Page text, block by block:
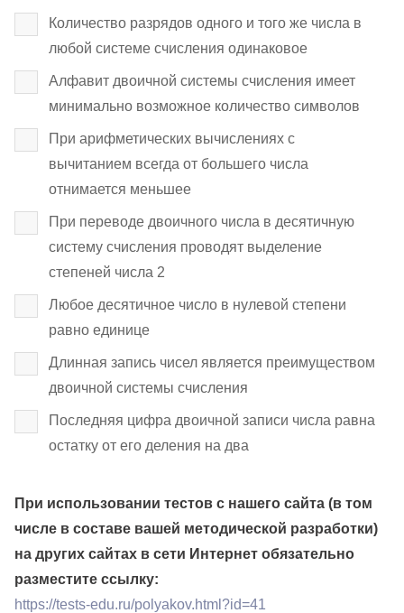
Количество разрядов одного и того же числа в
любой системе счисления одинаковое
Алфавит двоичной системы счисления имеет
минимально возможное количество символов
При арифметических вычислениях с
вычитанием всегда от большего числа
отнимается меньшее
При переводе двоичного числа в десятичную
систему счисления проводят выделение
степеней числа 2
Любое десятичное число в нулевой степени
равно единице
Длинная запись чисел является преимуществом
двоичной системы счисления
Последняя цифра двоичной записи числа равна
остатку от его деления на два
При использовании тестов с нашего сайта (в том
числе в составе вашей методической разработки)
на других сайтах в сети Интернет обязательно
разместите ссылку:
https://tests-edu.ru/polyakov.html?id=41